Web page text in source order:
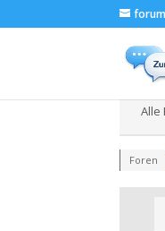
Alle
Foren